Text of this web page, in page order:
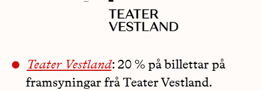
Teater Vestland: 20 % på billettar på
framsyningar frå Teater Vestland.